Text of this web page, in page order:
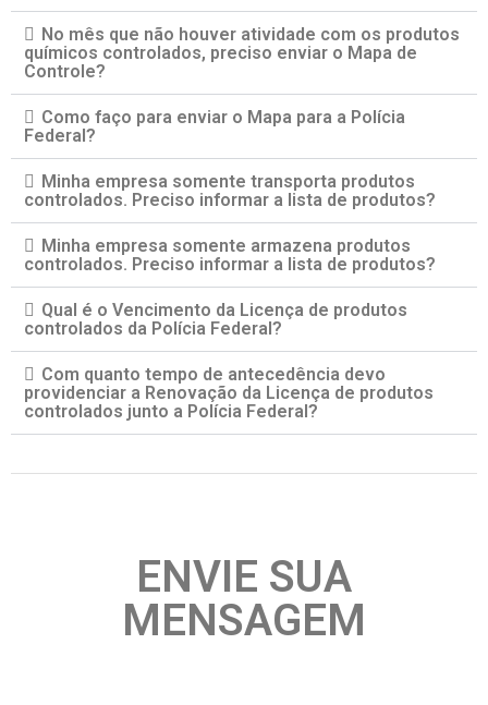
No mês que não houver atividade com os produtos
químicos controlados, preciso enviar o Mapa de
Controle?
Como faço para enviar o Mapa para a Polícia
Federal?
Minha empresa somente transporta produtos
controlados. Preciso informar a lista de produtos?
Minha empresa somente armazena produtos
controlados. Preciso informar a lista de produtos?
Qual é o Vencimento da Licença de produtos
controlados da Polícia Federal?
Com quanto tempo de antecedência devo
providenciar a Renovação da Licença de produtos
controlados junto a Polícia Federal?
ENVIE SUA
MENSAGEM